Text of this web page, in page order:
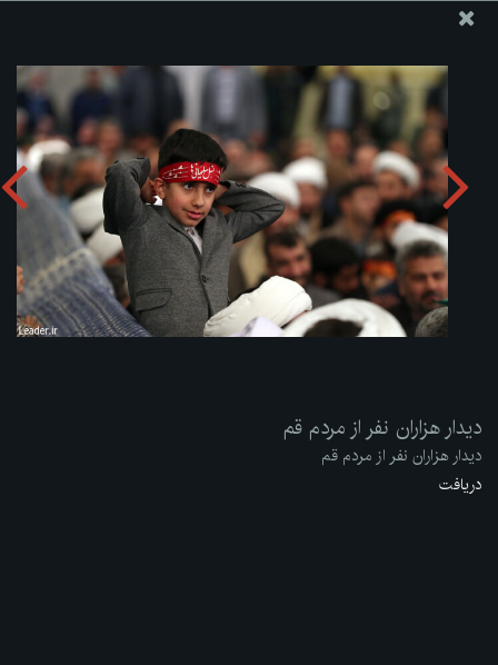
ارسال نامه
وجوهات
دیدار هزاران نفر از مردم قم دریافت آلبوم:zip
دیدار هزاران نفر از مردم قم
دیدار هزاران نفر از مردم قم
دریافت